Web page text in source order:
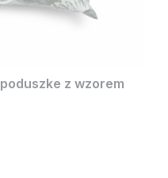
z wzorem